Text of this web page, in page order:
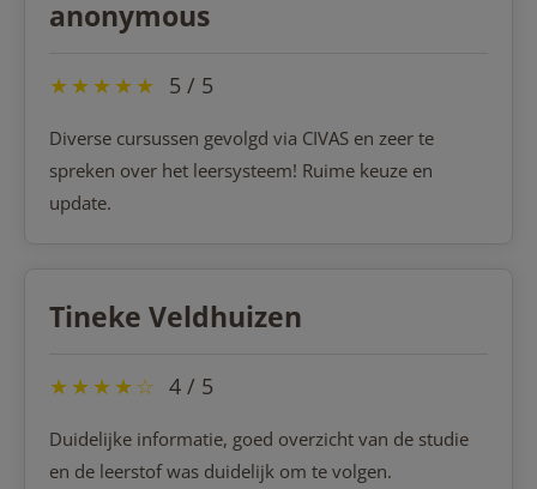
anonymous
★★★★★ 5 / 5
Diverse cursussen gevolgd via CIVAS en zeer te
spreken over het leersysteem! Ruime keuze en
update.
Tineke Veldhuizen
★★★★☆ 4 / 5
Duidelijke informatie, goed overzicht van de studie
en de leerstof was duidelijk om te volgen.